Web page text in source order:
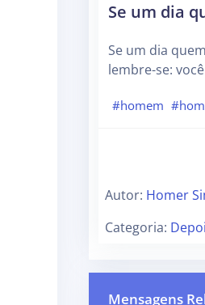
Se um dia
Se um dia
lembre-se:
#homem
Autor: Homer
Categoria:
Mensagens